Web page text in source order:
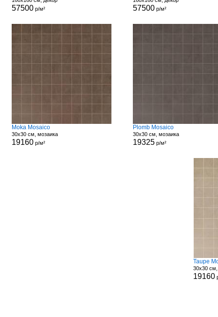
57500 р/м² 57500 р/м²
Moka Mosaico
30x30 см, мозаика
19160р/м²
Plomb Mosaico
30x30 см, мозаика
19325р/м²
Taupe
30x30
19160